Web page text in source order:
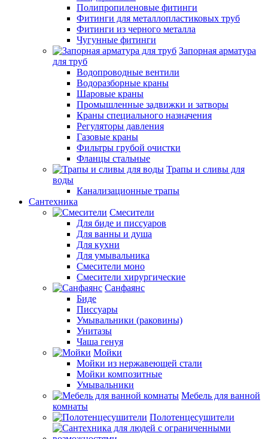
Полипропиленовые фитинги
Фитинги для металлопластиковых труб
Фитинги из черного металла
Чугунные фитинги
Запорная арматура
для труб
Водопроводные вентили
Водоразборные краны
Шаровые краны
Промышленные задвижки и затворы
Краны специального назначения
Регуляторы давления
Газовые краны
Фильтры грубой очистки
Фланцы стальные
Трапы и сливы для
воды
Канализационные трапы
Сантехника
Смесители
Для биде и писсуаров
Для ванны и душа
Для кухни
Для умывальника
Смесители моно
Смесители хирургические
Санфаянс
Биде
Писсуары
Умывальники (раковины)
Унитазы
Чаша генуя
Мойки
Мойки из нержавеющей стали
Мойки композитные
Умывальники
Мебель для ванной
комнаты
Полотенцесушители